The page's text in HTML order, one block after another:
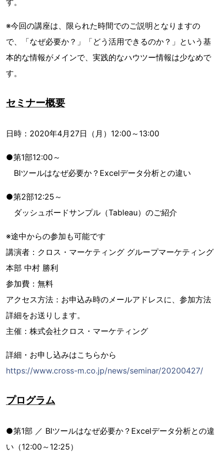
す。
※今回の講座は、限られた時間でのご説明となりますの
で、「なぜ必要か？」「どう活用できるのか？」という基
本的な情報がメインで、実践的なハウツー情報は少なめで
す。
セミナー概要
日時：2020年4月27日（月）12:00～13:00
●第1部12:00～
BIツールはなぜ必要か？Excelデータ分析との違い
●第2部12:25～
ダッシュボードサンプル（Tableau）のご紹介
※途中からの参加も可能です
講演者：クロス・マーケティング グループマーケティング
本部 中村 勝利
参加費：無料
アクセス方法：お申込み時のメールアドレスに、参加方法
詳細をお送りします。
主催：株式会社クロス・マーケティング
詳細・お申し込みはこちらから
https://www.cross-m.co.jp/news/seminar/20200427/
プログラム
●第1部 ／ BIツールはなぜ必要か？Excelデータ分析との違
い（12:00～12:25）